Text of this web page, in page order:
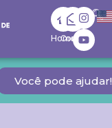
Home
Contato
Você pode ajudar!